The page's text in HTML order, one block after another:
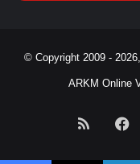
© Copyright 2009 -
ARKM Online
RSS